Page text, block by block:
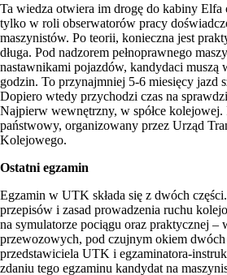
Ta wiedza otwiera im drogę do kabiny Elfa
tylko w roli obserwatorów pracy
maszynistów. Po teorii, konieczna jest
długa. Pod nadzorem pełnoprawnego
nastawnikami pojazdów, kandydaci muszą
godzin. To przynajmniej 5-6 miesięcy jazd
Dopiero wtedy przychodzi czas na
Najpierw wewnętrzny, w spółce kolejowej.
państwowy, organizowany przez Urząd
Kolejowego.
Ostatni egzamin
Egzamin w UTK składa się z dwóch
przepisów i zasad prowadzenia ruchu
na symulatorze pociągu oraz praktycznej –
przewozowych, pod czujnym okiem
przedstawiciela UTK i egzaminatora-
zdaniu tego egzaminu kandydat na